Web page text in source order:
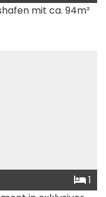
mit ca. 94m²
1